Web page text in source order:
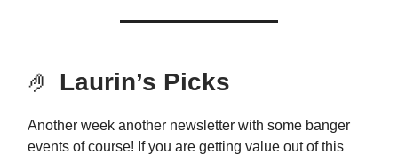
🤌 Laurin’s Picks
Another week another newsletter with some banger
events of course! If you are getting value out of this